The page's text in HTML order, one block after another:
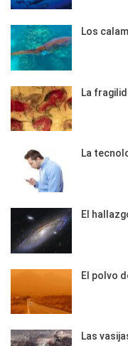
Los
La
La
El
El polvo
Las